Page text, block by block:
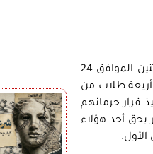
تتشرف مؤسسة \”حرية الفكر والتعبير\” بدعوة سيادتكم، لحضور المؤتمر الصحفي، الذي تقيمه المؤسسة يوم الاثنين الموافق 24
شقة 11، وذلك على خلفية حرمان أربعة طلاب من
رقم 8777,8776,8778 ،12719 لسنة 65 ق بوقف تنفيذ قرار حرمانهم
بحق أحد هؤلاء